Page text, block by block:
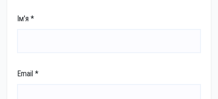
Ім'я *
Email *